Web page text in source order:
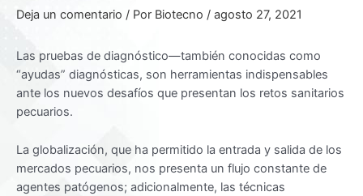
Deja un comentario / Por Biotecno / agosto 27, 2021
Las pruebas de diagnóstico—también conocidas como
“ayudas” diagnósticas, son herramientas indispensables
ante los nuevos desafíos que presentan los retos sanitarios
pecuarios.
La globalización, que ha permitido la entrada y salida de los
mercados pecuarios, nos presenta un flujo constante de
agentes patógenos; adicionalmente, las técnicas